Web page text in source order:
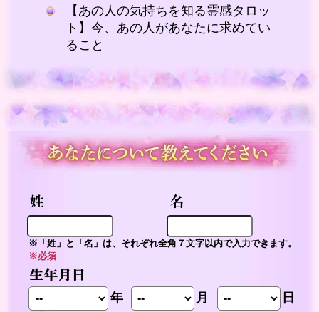
【あの人の気持ちを知る霊感タロッ
ト】今、あの人があなたに求めてい
ること
※「姓」と「名」は、それぞれ全角７文字以内で入力できます。
※必須
年 月 日